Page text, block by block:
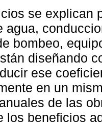
se explican
agua,
bombeo,
diseñando
ese
en un
de las
los beneficios